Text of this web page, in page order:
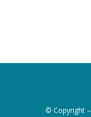
© Copyright –